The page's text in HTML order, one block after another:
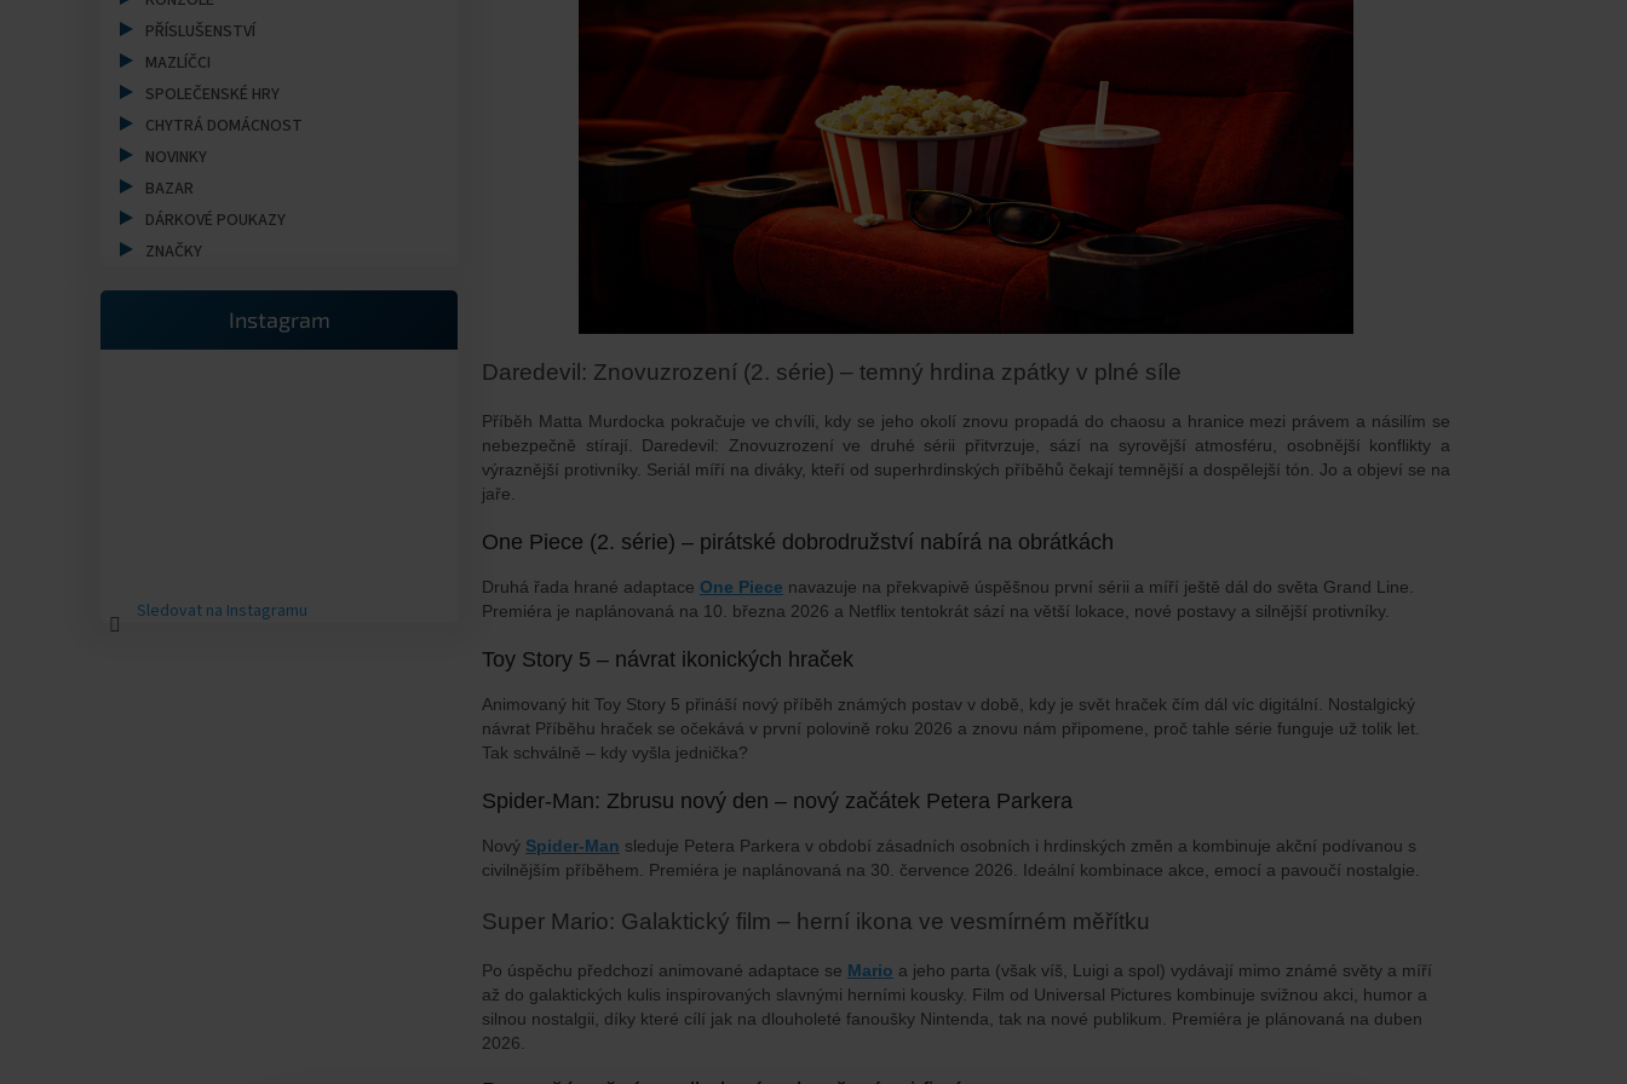
PŘÍSLUŠENSTVÍ
MAZLÍČCI
SPOLEČENSKÉ HRY
CHYTRÁ DOMÁCNOST
NOVINKY
BAZAR
DÁRKOVÉ POUKAZY
ZNAČKY
Instagram
Sledovat na Instagramu
Daredevil: Znovuzrození (2. série) – temný hrdina zpátky v plné síle
Příběh Matta Murdocka pokračuje ve chvíli, kdy se jeho okolí znovu propadá do chaosu a hranice mezi právem a násilím se
nebezpečně stírají. Daredevil: Znovuzrození ve druhé sérii přitvrzuje, sází na syrovější atmosféru, osobnější konflikty a
výraznější protivníky. Seriál míří na diváky, kteří od superhrdinských příběhů čekají temnější a dospělejší tón. Jo a objeví se na
jaře.
One Piece (2. série) – pirátské dobrodružství nabírá na obrátkách
Druhá řada hrané adaptace One Piece navazuje na překvapivě úspěšnou první sérii a míří ještě dál do světa Grand Line.
Premiéra je naplánovaná na 10. března 2026 a Netflix tentokrát sází na větší lokace, nové postavy a silnější protivníky.
Toy Story 5 – návrat ikonických hraček
Animovaný hit Toy Story 5 přináší nový příběh známých postav v době, kdy je svět hraček čím dál víc digitální. Nostalgický
návrat Příběhu hraček se očekává v první polovině roku 2026 a znovu nám připomene, proč tahle série funguje už tolik let.
Tak schválně – kdy vyšla jednička?
Spider-Man: Zbrusu nový den – nový začátek Petera Parkera
Nový Spider-Man sleduje Petera Parkera v období zásadních osobních i hrdinských změn a kombinuje akční podívanou s
civilnějším příběhem. Premiéra je naplánovaná na 30. července 2026. Ideální kombinace akce, emocí a pavoučí nostalgie.
Super Mario: Galaktický film – herní ikona ve vesmírném měřítku
Po úspěchu předchozí animované adaptace se Mario a jeho parta (však víš, Luigi a spol) vydávají mimo známé světy a míří
až do galaktických kulis inspirovaných slavnými herními kousky. Film od Universal Pictures kombinuje svižnou akci, humor a
silnou nostalgii, díky které cílí jak na dlouholeté fanoušky Nintenda, tak na nové publikum. Premiéra je plánovaná na duben
2026.